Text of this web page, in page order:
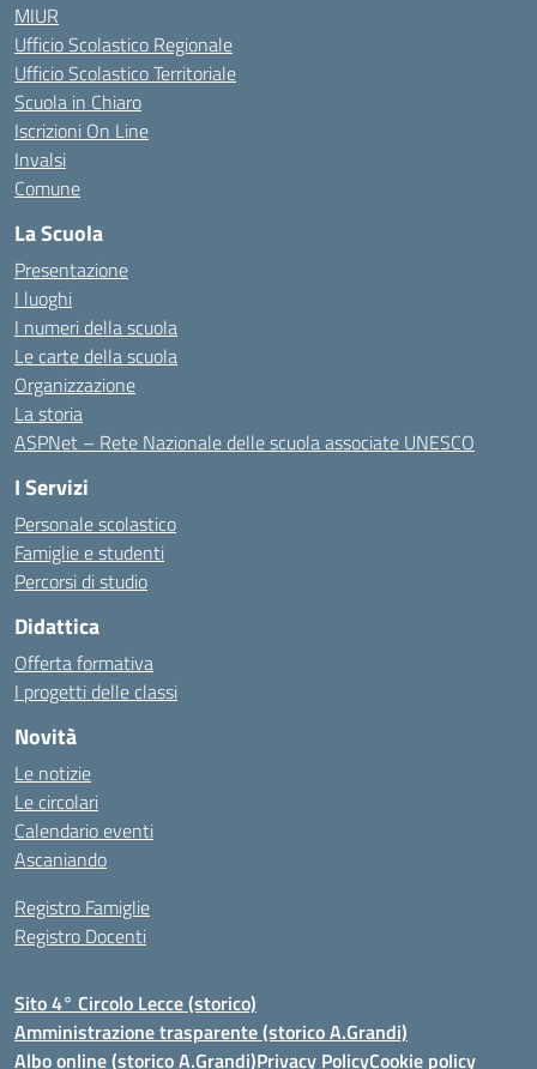
MIUR
Ufficio Scolastico Regionale
Ufficio Scolastico Territoriale
Scuola in Chiaro
Iscrizioni On Line
Invalsi
Comune
La Scuola
Presentazione
I luoghi
I numeri della scuola
Le carte della scuola
Organizzazione
La storia
ASPNet – Rete Nazionale delle scuola associate UNESCO
I Servizi
Personale scolastico
Famiglie e studenti
Percorsi di studio
Didattica
Offerta formativa
I progetti delle classi
Novità
Le notizie
Le circolari
Calendario eventi
Ascaniando
Registro Famiglie
Registro Docenti
Sito 4° Circolo Lecce (storico)
Amministrazione trasparente (storico A.Grandi)
Albo online (storico A.Grandi)Privacy PolicyCookie policy